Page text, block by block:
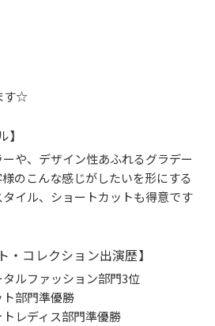
す☆
や、デザイン性あふれるグラデー
のこんな感じがしたいを形にする
イル、ショートカットも得意です
・コレクション出演歴】
ルファッション部門3位
部門準優勝
レディス部門準優勝